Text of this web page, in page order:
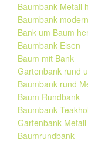
Baumbank Metall
Baumbank modern
Bank um Baum
Baumbank Eisen
Baum mit Bank
Gartenbank rund
Baumbank rund
Baum Rundbank
Baumbank
Gartenbank
Baumrundbank